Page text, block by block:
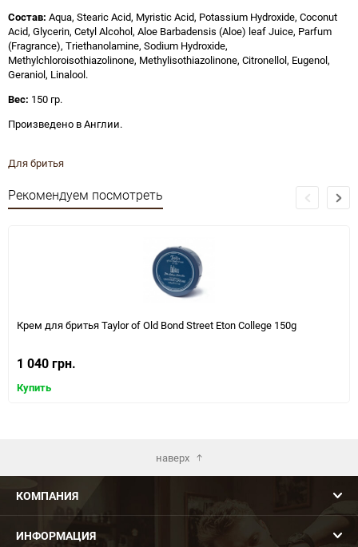
Состав: Aqua, Stearic Acid, Myristic Acid, Potassium Hydroxide, Coconut
Acid, Glycerin, Cetyl Alcohol, Aloe Barbadensis (Aloe) leaf Juice, Parfum
(Fragrance), Triethanolamine, Sodium Hydroxide,
Methylchloroisothiazolinone, Methylisothiazolinone, Citronellol, Eugenol,
Geraniol, Linalool.
Вес: 150 гр.
Произведено в Англии.
Для бритья
Рекомендуем посмотреть
Крем для бритья Taylor of Old Bond Street Eton College 150g
1 040 грн.
Купить
наверх
КОМПАНИЯ
ИНФОРМАЦИЯ